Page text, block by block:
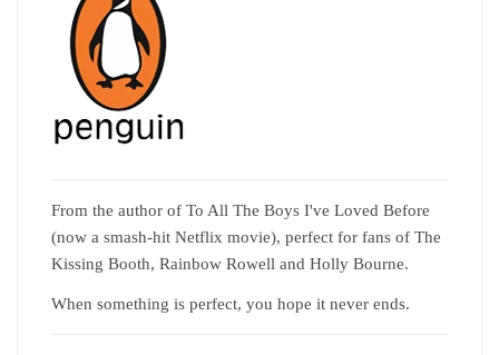
From the author of To All The Boys I've Loved Before
(now a smash-hit Netflix movie), perfect for fans of The
Kissing Booth, Rainbow Rowell and Holly Bourne.
When something is perfect, you hope it never ends.